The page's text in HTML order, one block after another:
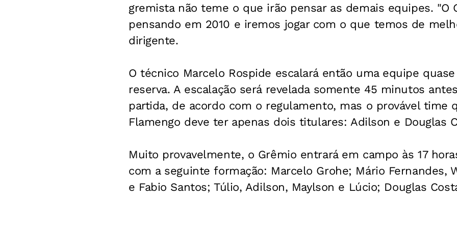
gremista não teme o que irão pensar as demais equipes. "O
pensando em 2010 e iremos jogar com o que temos de
dirigente.
O técnico Marcelo Rospide escalará então uma equipe
reserva. A escalação será revelada somente 45 minutos
partida, de acordo com o regulamento, mas o provável time
Flamengo deve ter apenas dois titulares: Adilson e Douglas
Muito provavelmente, o Grêmio entrará em campo às 17
com a seguinte formação: Marcelo Grohe; Mário Fernandes,
e Fabio Santos; Túlio, Adilson, Maylson e Lúcio; Douglas